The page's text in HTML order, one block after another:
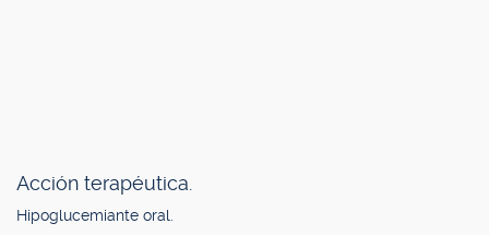
Acción terapéutica.
Hipoglucemiante oral.